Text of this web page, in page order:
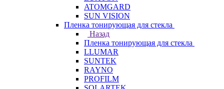
ATOMGARD
SUN VISION
Пленка тонирующая для стекла
Назад
Пленка тонирующая для стекла
LLUMAR
SUNTEK
RAYNO
PROFILM